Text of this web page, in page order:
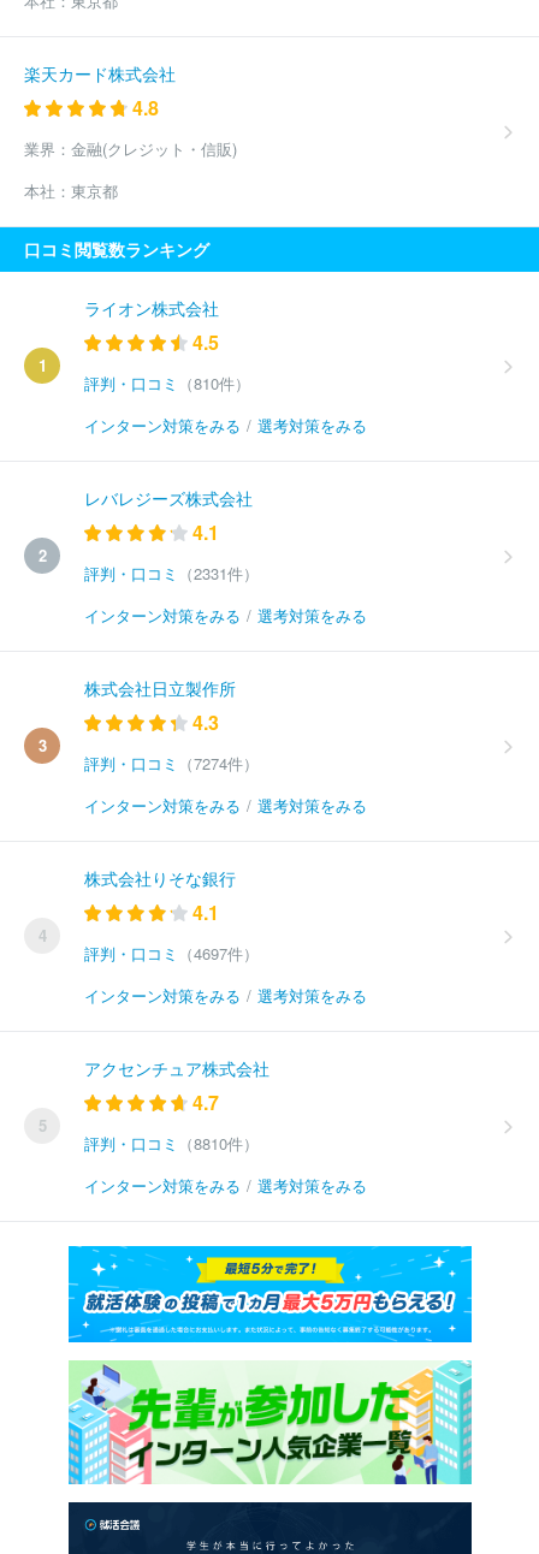
楽天カード株式会社
4.8
業界： 金融(クレジット・信販)
本社： 東京都
口コミ閲覧数ランキング
1
ライオン株式会社
4.5
評判・口コミ
（810件）
インターン対策をみる / 選考対策をみる
2
レバレジーズ株式会社
4.1
評判・口コミ
（2331件）
インターン対策をみる / 選考対策をみる
3
株式会社日立製作所
4.3
評判・口コミ
（7274件）
インターン対策をみる / 選考対策をみる
4
株式会社りそな銀行
4.1
評判・口コミ
（4697件）
インターン対策をみる / 選考対策をみる
5
アクセンチュア株式会社
4.7
評判・口コミ
（8810件）
インターン対策をみる / 選考対策をみる